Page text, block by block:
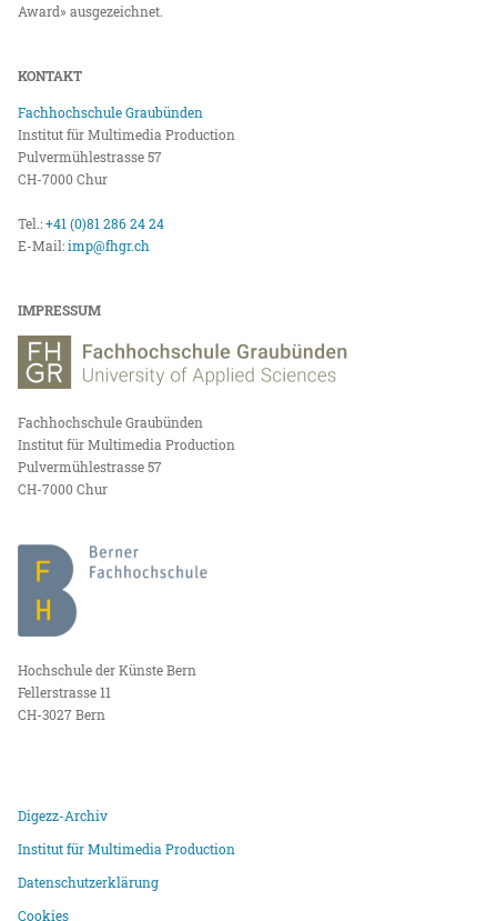
Award» ausgezeichnet.
KONTAKT
Fachhochschule Graubünden
Institut für Multimedia Production
Pulvermühlestrasse 57
CH-7000 Chur
Tel.:+41 (0)81 286 24 24
E-Mail:imp@fhgr.ch
IMPRESSUM
Fachhochschule Graubünden
Institut für Multimedia Production
Pulvermühlestrasse 57
CH-7000 Chur
Hochschule der Künste Bern
Fellerstrasse 11
CH-3027 Bern
Digezz-Archiv
Institut für Multimedia Production
Datenschutzerklärung
Cookies